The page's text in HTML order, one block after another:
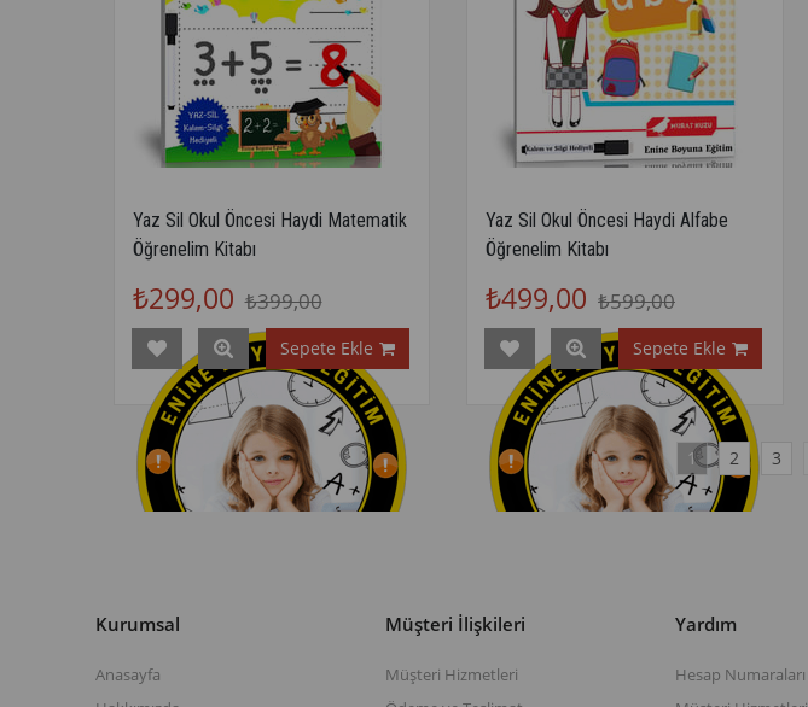
Yaz Sil Okul Öncesi Haydi Matematik
Öğrenelim Kitabı
₺299,00 ₺399,00
Sepete Ekle
Yaz Sil Okul Öncesi Haydi Alfabe
Öğrenelim Kitabı
₺499,00 ₺599,00
Sepete Ekle
1 2 3
Kurumsal
Anasayfa
Müşteri İlişkileri
Müşteri Hizmetleri
Yardım
Hesap Numaraları